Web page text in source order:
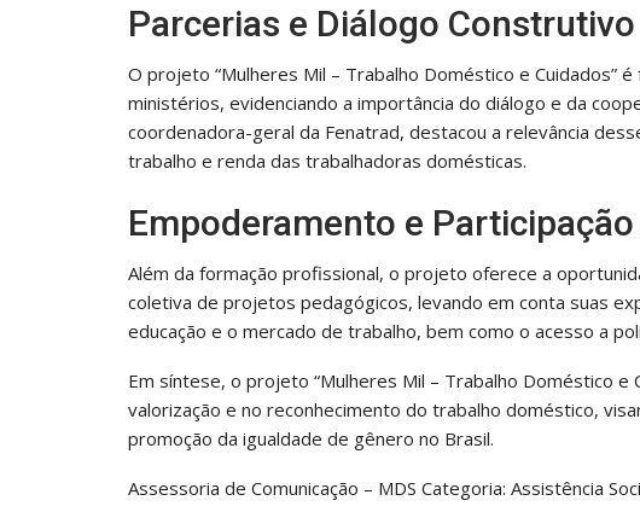
Parcerias e Diálogo Construtivo
O projeto “Mulheres Mil – Trabalho Doméstico e Cuidados”
ministérios, evidenciando a importância do diálogo e da
coordenadora-geral da Fenatrad, destacou a relevância
trabalho e renda das trabalhadoras domésticas.
Empoderamento e
Além da formação profissional, o projeto oferece a
coletiva de projetos pedagógicos, levando em conta suas
educação e o mercado de trabalho, bem como o acesso a
Em síntese, o projeto “Mulheres Mil – Trabalho Doméstico
valorização e no reconhecimento do trabalho doméstico,
promoção da igualdade de gênero no Brasil.
Assessoria de Comunicação – MDS Categoria: Assistência